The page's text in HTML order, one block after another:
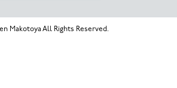
Makotoya All Rights Reserved.